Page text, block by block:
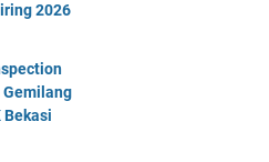
2026
Gemilang
Bekasi